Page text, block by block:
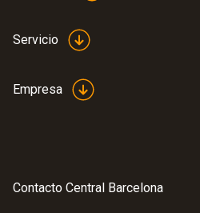
Servicio
Empresa
Contacto Central Barcelona